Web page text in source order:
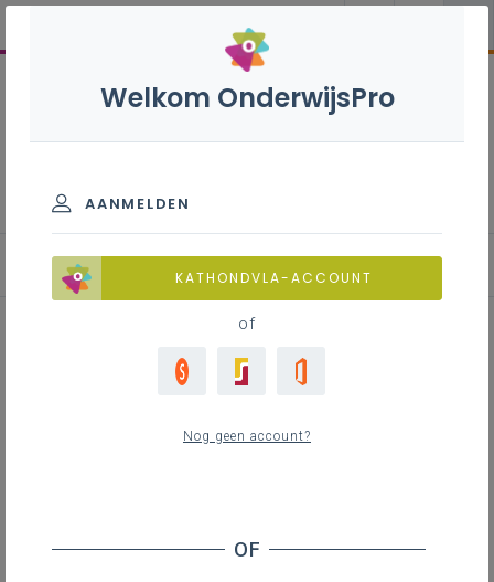
Schoolloopbanen en toegang tot onderwijs
Informatie over zittenblijven en schoolse
Welkom OnderwijsPro
AANMELDEN
KATHONDVLA-ACCOUNT
of
Nog geen account?